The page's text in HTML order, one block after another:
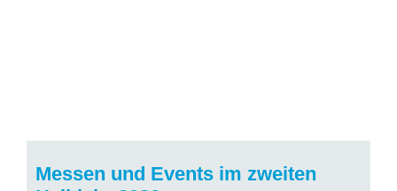
Messen und Events im zweiten